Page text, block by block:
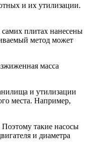
и их утилизации.
плитах нанесены
метод может
масса
и утилизации
места. Например,
Поэтому такие насосы
и диаметра